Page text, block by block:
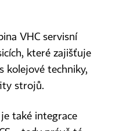
VHC servisní
které zajišťuje
kolejové techniky,
strojů.
také integrace